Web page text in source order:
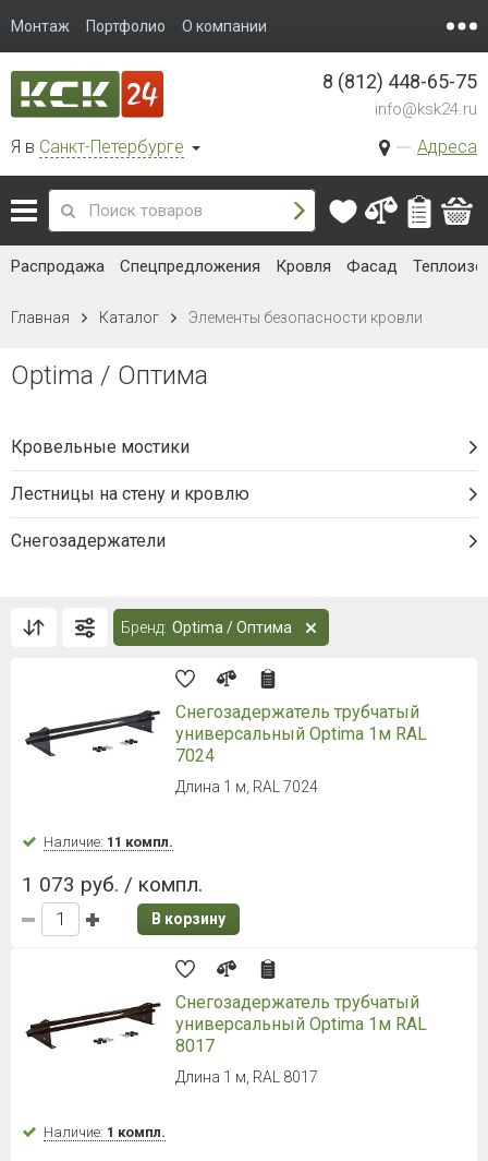
Монтаж Портфолио О компании
Я в Санкт-Петербурге Адреса
8 (812) 448-65-75
info@ksk24.ru
Распродажа Спецпредложения Кровля Фасад
Главная Каталог Элементы безопасности кровли
Optima / Оптима
Кровельные мостики
Лестницы на стену и кровлю
Снегозадержатели
Бренд: Optima / Оптима
Снегозадержатель трубчатый
универсальный Optima 1м RAL
7024
Длина 1 м, RAL 7024
Наличие: 11 компл.
1 073 руб. / компл.
В корзину
Снегозадержатель трубчатый
универсальный Optima 1м RAL
8017
Длина 1 м, RAL 8017
Наличие: 1 компл.